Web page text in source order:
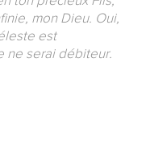
mon Dieu. Oui,
est
ne serai débiteur.